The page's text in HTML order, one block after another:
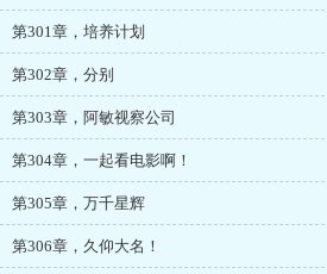
第301章，培养计划
第302章，分别
第303章，阿敏视察公司
第304章，一起看电影啊！
第305章，万千星辉
第306章，久仰大名！